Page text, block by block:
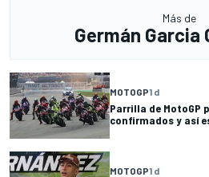
Más de
Germán Garcia
MOTOGP1 d
Parrilla de MotoGP
confirmados y así
MOTOGP1 d